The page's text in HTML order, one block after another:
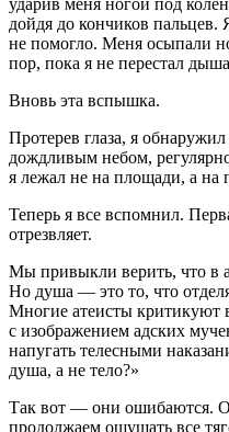
ударив меня ногой под
дойдя до кончиков
не помогло. Меня осыпали
пор, пока я не перестал
Вновь эта вспышка.
Протерев глаза, я
дождливым небом,
я лежал не на площади, а на
Теперь я все вспомнил.
отрезвляет.
Мы привыкли верить, что в
Но душа — это то, что
Многие атеисты критикуют
с изображением адских
напугать телесными
душа, а не тело?»
Так вот — они ошибаются.
продолжаем ощущать все